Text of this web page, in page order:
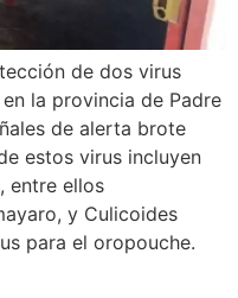
de dos virus
la provincia de Padre
de alerta brote
estos virus incluyen
entre ellos
y Culicoides
para el oropouche.